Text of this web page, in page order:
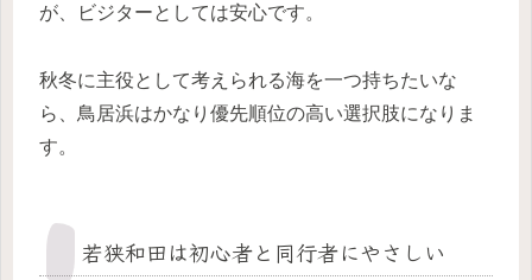
が、ビジターとしては安心です。
秋冬に主役として考えられる海を一つ持ちたいな
ら、鳥居浜はかなり優先順位の高い選択肢になりま
す。
若狭和田は初心者と同行者にやさしい